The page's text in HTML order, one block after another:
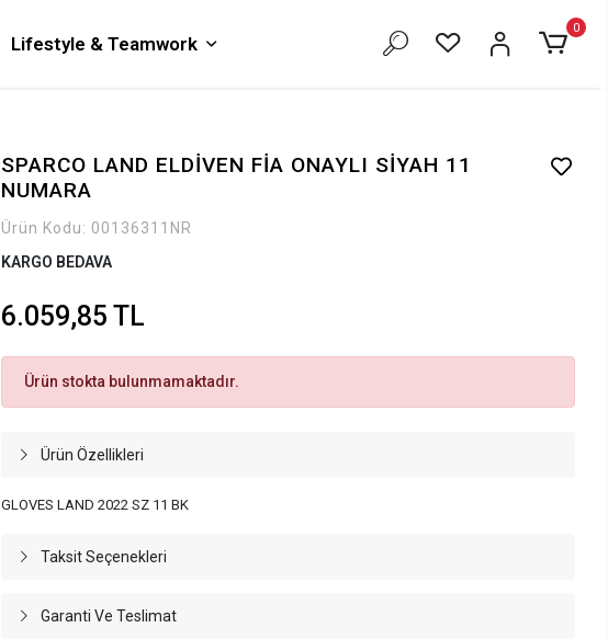
Lifestyle & Teamwork
0
SPARCO LAND ELDİVEN FİA ONAYLI SİYAH 11
NUMARA
Ürün Kodu: 00136311NR
KARGO BEDAVA
6.059,85 TL
Ürün stokta bulunmamaktadır.
Ürün Özellikleri
GLOVES LAND 2022 SZ 11 BK
Taksit Seçenekleri
Garanti Ve Teslimat